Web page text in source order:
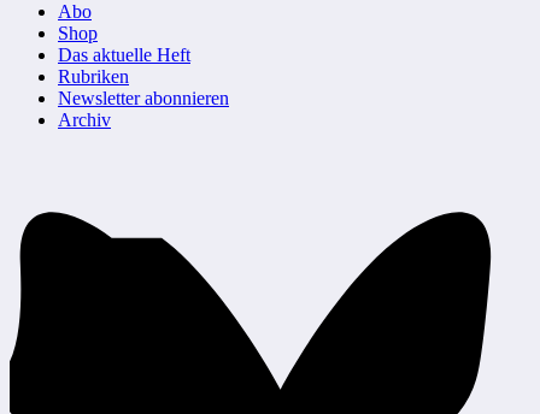
Abo
Shop
Das aktuelle Heft
Rubriken
Newsletter abonnieren
Archiv